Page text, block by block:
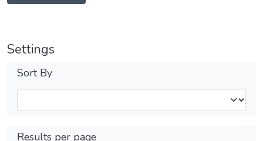
Settings
Sort By
Results per page